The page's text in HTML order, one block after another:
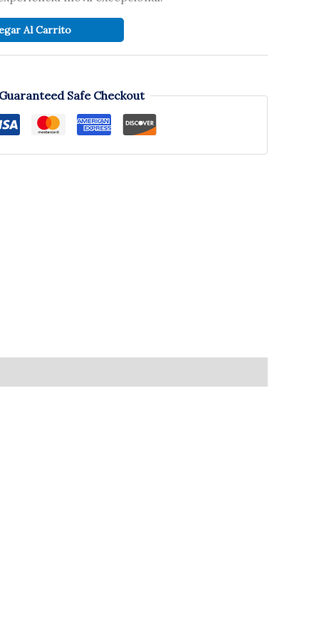
Al Carrito
Guaranteed Safe Checkout